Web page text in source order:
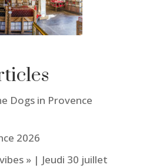
Dogs in Provence
2026
» | Jeudi 30 juillet